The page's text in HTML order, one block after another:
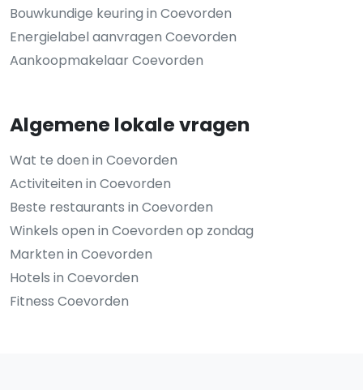
Bouwkundige keuring in Coevorden
Energielabel aanvragen Coevorden
Aankoopmakelaar Coevorden
Algemene lokale vragen
Wat te doen in Coevorden
Activiteiten in Coevorden
Beste restaurants in Coevorden
Winkels open in Coevorden op zondag
Markten in Coevorden
Hotels in Coevorden
Fitness Coevorden